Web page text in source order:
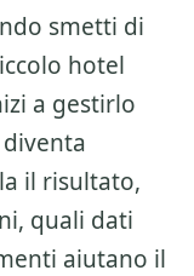
smetti di
hotel
a gestirlo
il risultato,
quali dati
aiutano il